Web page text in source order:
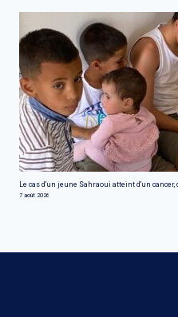
Le cas d'un jeune Sahraoui atteint d'un cancer,
7 août 2026